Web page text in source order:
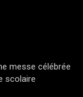
messe célébrée
scolaire